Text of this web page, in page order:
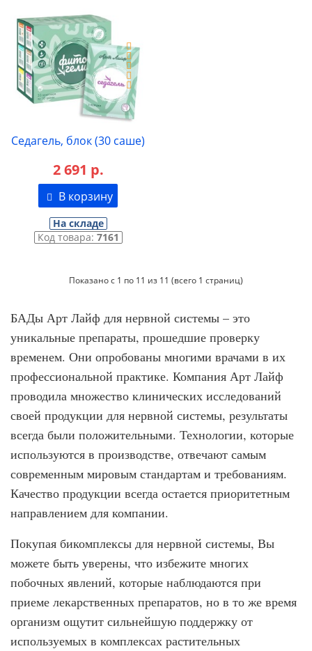
Седагель, блок (30 саше)
2 691 р.
В корзину
На складе
Код товара: 7161
Показано с 1 по 11 из 11 (всего 1 страниц)
БАДы Арт Лайф для нервной системы – это
уникальные препараты, прошедшие проверку
временем. Они опробованы многими врачами в их
профессиональной практике. Компания Арт Лайф
проводила множество клинических исследований
своей продукции для нервной системы, результаты
всегда были положительными. Технологии, которые
используются в производстве, отвечают самым
современным мировым стандартам и требованиям.
Качество продукции всегда остается приоритетным
направлением для компании.
Покупая бикомплексы для нервной системы, Вы
можете быть уверены, что избежите многих
побочных явлений, которые наблюдаются при
приеме лекарственных препаратов, но в то же время
организм ощутит сильнейшую поддержку от
используемых в комплексах растительных